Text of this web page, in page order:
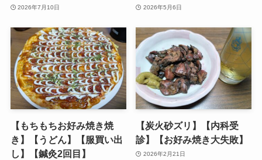
2026年7月10日 2026年5月6日
【もちもちお好み焼き焼
き】【うどん】【服買い出
し】【鍼灸2回目】
【炭火砂ズリ】【内科受
診】【お好み焼き大失敗】
2026年2月21日